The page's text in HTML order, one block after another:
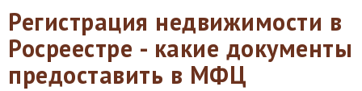
Регистрация недвижимости в
Росреестре - какие документы
предоставить в МФЦ